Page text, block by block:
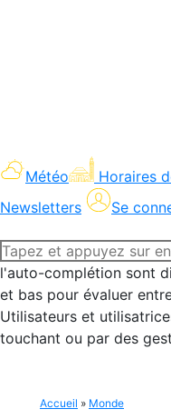
Météo Horaires
Newsletters
Se
Recherche
:l'auto-complétion sont
et bas pour évaluer
Utilisateurs et
touchant ou par des
Accueil » Monde